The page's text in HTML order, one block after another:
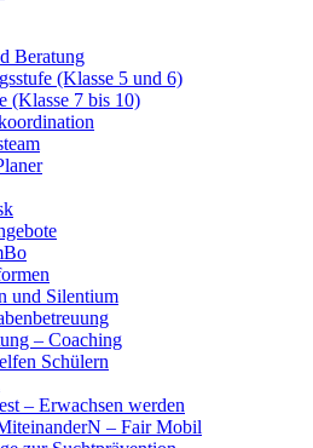
Beratung
(Klasse 5 und 6)
(Klasse 7 bis 10)
und Silentium
– Coaching
Schülern
– Erwachsen werden
– Fair Mobil